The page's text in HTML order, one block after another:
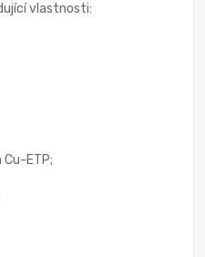
vlastnosti:
ETP;